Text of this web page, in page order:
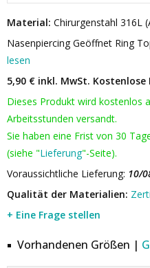
Material: Chirurgenstahl 316L
Nasenpiercing Geöffnet Ring
lesen
5,90 € inkl. MwSt. Kostenlose
Dieses Produkt wird kostenlos
Arbeitsstunden versandt.
Sie haben eine Frist von 30
(siehe "Lieferung"-Seite).
Voraussichtliche Lieferung: 10/
Qualität der Materialien:
+ Eine Frage stellen
Vorhandenen Größen |